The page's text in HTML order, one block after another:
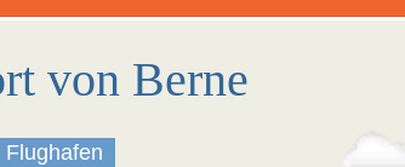
von Berne